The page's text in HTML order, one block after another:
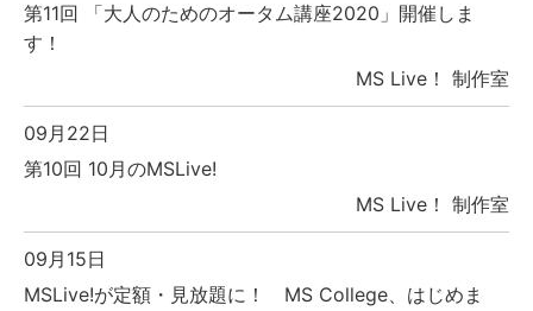
第11回 「大人のためのオータム講座2020」開催しま
す！
MS Live！ 制作室
09月22日
第10回 10月のMSLive!
MS Live！ 制作室
09月15日
MSLive!が定額・見放題に！ MS College、はじめま